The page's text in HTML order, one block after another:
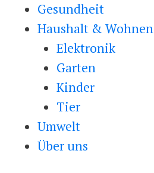
Gesundheit
Haushalt & Wohnen
Elektronik
Garten
Kinder
Tier
Umwelt
Über uns